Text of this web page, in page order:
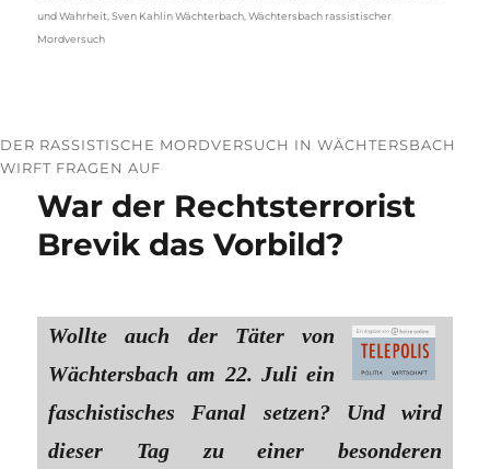
und Wahrheit ,Sven Kahlin Wächterbach ,Wächtersbach rassistischer
Mordversuch
DER RASSISTISCHE MORDVERSUCH IN WÄCHTERSBACH
WIRFT FRAGEN AUF
War der Rechtsterrorist
Brevik das Vorbild?
Wollte auch der Täter von
Wächtersbach am 22. Juli ein
faschistisches Fanal setzen? Und wird
dieser Tag zu einer besonderen